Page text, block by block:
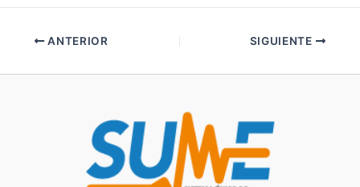
ANTERIOR SIGUIENTE